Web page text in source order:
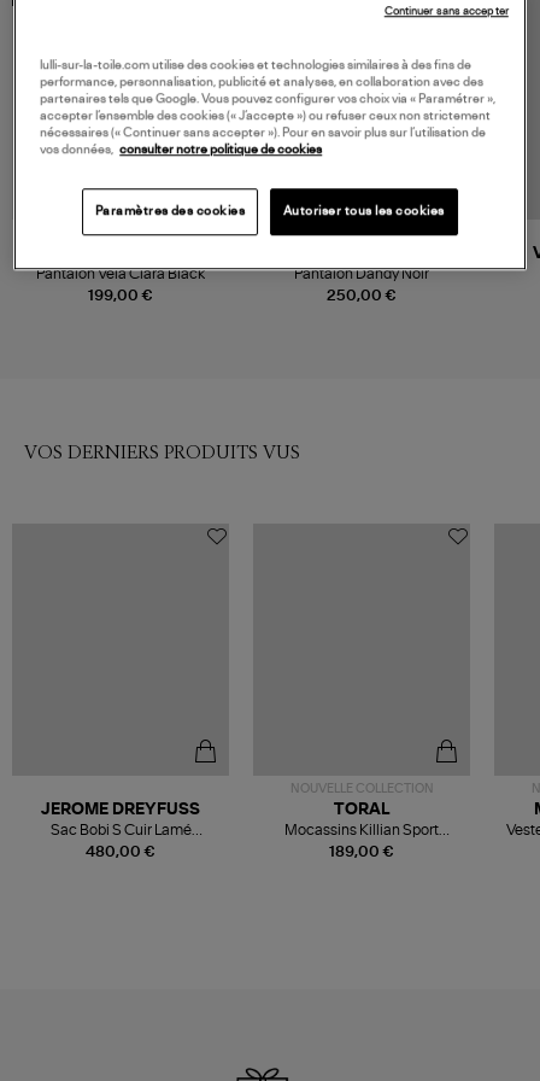
199,00 €
Pantalon Vela Clara Black
250,00 €
Pantalon Dandy Noir
VOS DERNIERS PRODUITS VUS
480,00 €
JEROME DREYFUSS
Sac Bobi S Cuir Lamé
Champagne
NOUVELLE COLLECTION
189,00 €
TORAL
Mocassins Killian Sport
Mousse
lulli-sur-la-toile.com utilise des cookies et technologies similaires à des fins de
performance, personnalisation, publicité et analyses, en collaboration avec des
partenaires tels que Google. Vous pouvez configurer vos choix via « Paramétrer »,
accepter l’ensemble des cookies (« J’accepte ») ou refuser ceux non strictement
nécessaires (« Continuer sans accepter »). Pour en savoir plus sur l’utilisation de
vos données, consulter notre politique de cookies
Paramètres des cookies Autoriser tous les cookies
Continuer sans accepter